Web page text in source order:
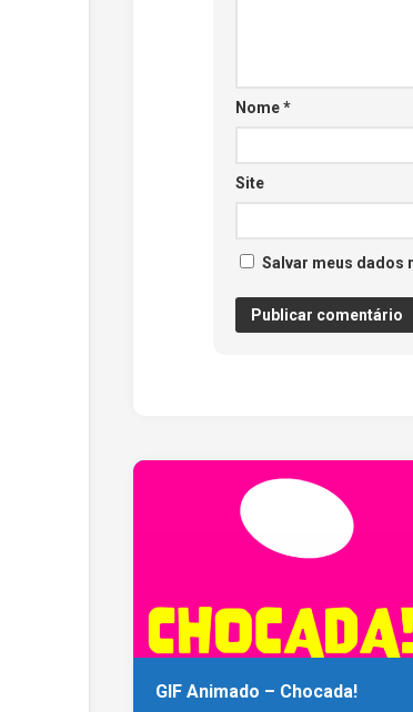
Nome*
Site
Salvar meus dados
GIF Animado – Chocada!